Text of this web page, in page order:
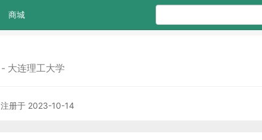
商城
- 大连理工大学
注册于 2023-10-14